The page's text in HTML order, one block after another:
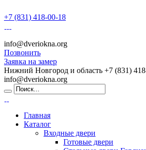
+7 (831) 418-00-18
info@dveriokna.org
Позвонить
Заявка на замер
Нижний Новгород и область +7 (831)
info@dveriokna.org
Главная
Каталог
Входные двери
Готовые двери